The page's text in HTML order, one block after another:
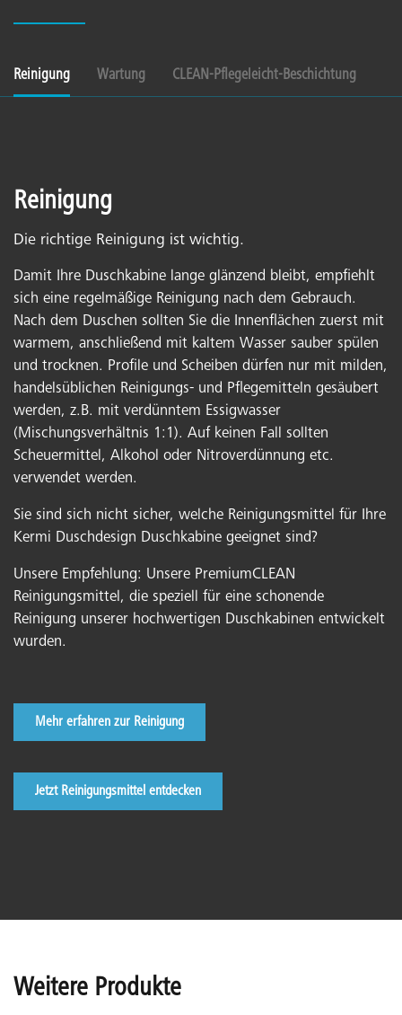
Reinigung Wartung CLEAN-Pflegeleicht-Beschichtung
Reinigung
Die richtige Reinigung ist wichtig.
Damit Ihre Duschkabine lange glänzend bleibt, empfiehlt
sich eine regelmäßige Reinigung nach dem Gebrauch.
Nach dem Duschen sollten Sie die Innenflächen zuerst mit
warmem, anschließend mit kaltem Wasser sauber spülen
und trocknen. Profile und Scheiben dürfen nur mit milden,
handelsüblichen Reinigungs- und Pflegemitteln gesäubert
werden, z.B. mit verdünntem Essigwasser
(Mischungsverhältnis 1:1). Auf keinen Fall sollten
Scheuermittel, Alkohol oder Nitroverdünnung etc.
verwendet werden.
Sie sind sich nicht sicher, welche Reinigungsmittel für Ihre
Kermi Duschdesign Duschkabine geeignet sind?
Unsere Empfehlung: Unsere PremiumCLEAN
Reinigungsmittel, die speziell für eine schonende
Reinigung unserer hochwertigen Duschkabinen entwickelt
wurden.
Mehr erfahren zur Reinigung
Jetzt Reinigungsmittel entdecken
Weitere Produkte